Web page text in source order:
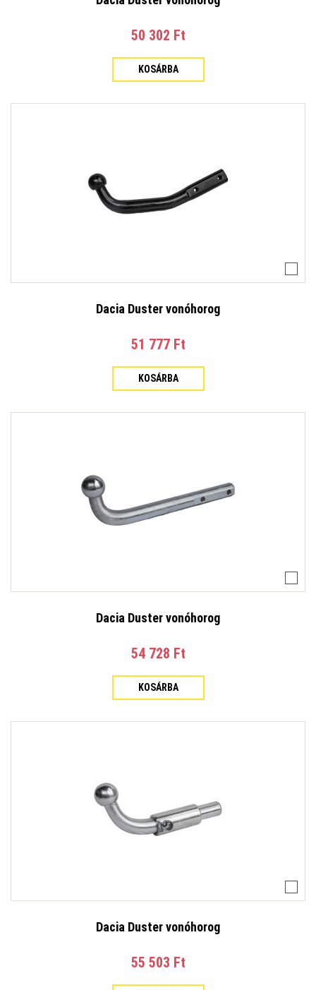
50 302 Ft‎
KOSÁRBA
Dacia Duster vonóhorog
51 777 Ft‎
KOSÁRBA
Dacia Duster vonóhorog
54 728 Ft‎
KOSÁRBA
Dacia Duster vonóhorog
55 503 Ft‎